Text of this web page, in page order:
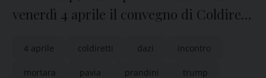
venerdì 4 aprile il convegno di Coldiretti
4 aprile coldiretti dazi incontro
mortara pavia prandini trump